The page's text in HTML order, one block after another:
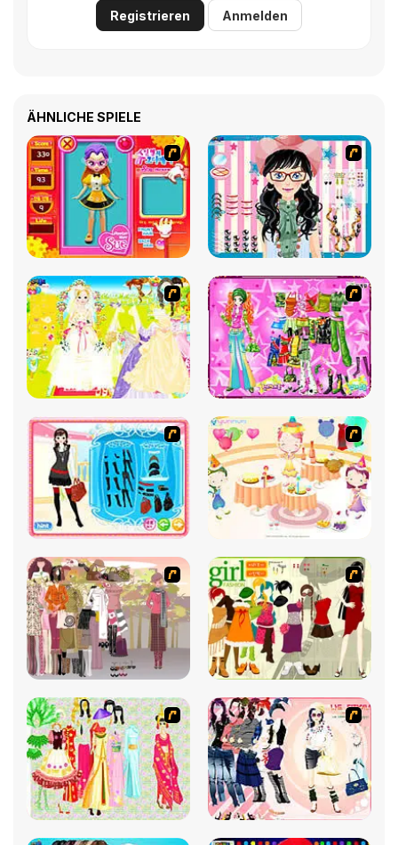
Registrieren Anmelden
ÄHNLICHE SPIELE